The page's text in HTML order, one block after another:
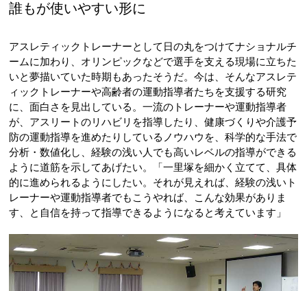
誰もが使いやすい形に
アスレティックトレーナーとして日の丸をつけてナショナルチ
ームに加わり、オリンピックなどで選手を支える現場に立ちた
いと夢描いていた時期もあったそうだ。今は、そんなアスレテ
ィックトレーナーや高齢者の運動指導者たちを支援する研究
に、面白さを見出している。一流のトレーナーや運動指導者
が、アスリートのリハビリを指導したり、健康づくりや介護予
防の運動指導を進めたりしているノウハウを、科学的な手法で
分析・数値化し、経験の浅い人でも高いレベルの指導ができる
ように道筋を示してあげたい。「一里塚を細かく立てて、具体
的に進められるようにしたい。それが見えれば、経験の浅いト
レーナーや運動指導者でもこうやれば、こんな効果がありま
す、と自信を持って指導できるようになると考えています」